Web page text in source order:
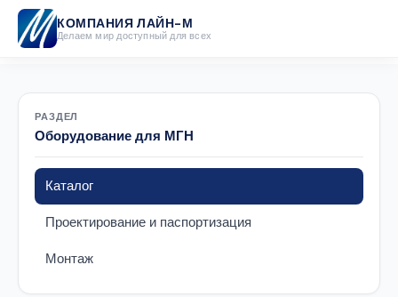
КОМПАНИЯ ЛАЙН-М
Делаем мир доступный для всех
РАЗДЕЛ
Оборудование для МГН
Каталог
Проектирование и паспортизация
Монтаж